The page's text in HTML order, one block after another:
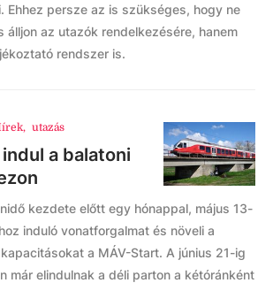
Ehhez persze az is szükséges, hogy ne
álljon az utazók rendelkezésére, hanem
rendszer is.
, utazás
a balatoni
kezdete előtt egy hónappal, május 13-
induló vonatforgalmat és növeli a
a MÁV-Start. A június 21-ig
már elindulnak a déli parton a kétóránként